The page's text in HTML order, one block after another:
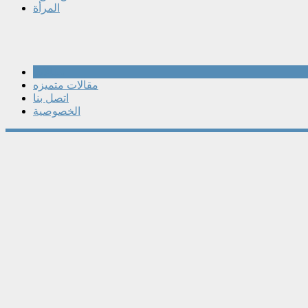
المرأة
مقالات متميزه
اتصل بنا
الخصوصية